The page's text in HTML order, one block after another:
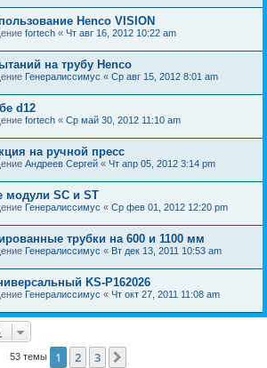
Henco VISION
fortech « Чт авг 16, 2012 10:22 am
на трубу Henco
Генералиссимус « Ср авг 15, 2012 8:01 am
d12
fortech « Ср май 30, 2012 11:10 am
на ручной пресс
Андреев Сергей « Чт апр 05, 2012 3:14 pm
модули SC и ST
Генералиссимус « Ср фев 01, 2012 12:20 pm
трубки на 600 и 1100 мм
Генералиссимус « Вт дек 13, 2011 10:53 am
KS-P162026
Генералиссимус « Чт окт 27, 2011 11:08 am
53 темы 1 2 3